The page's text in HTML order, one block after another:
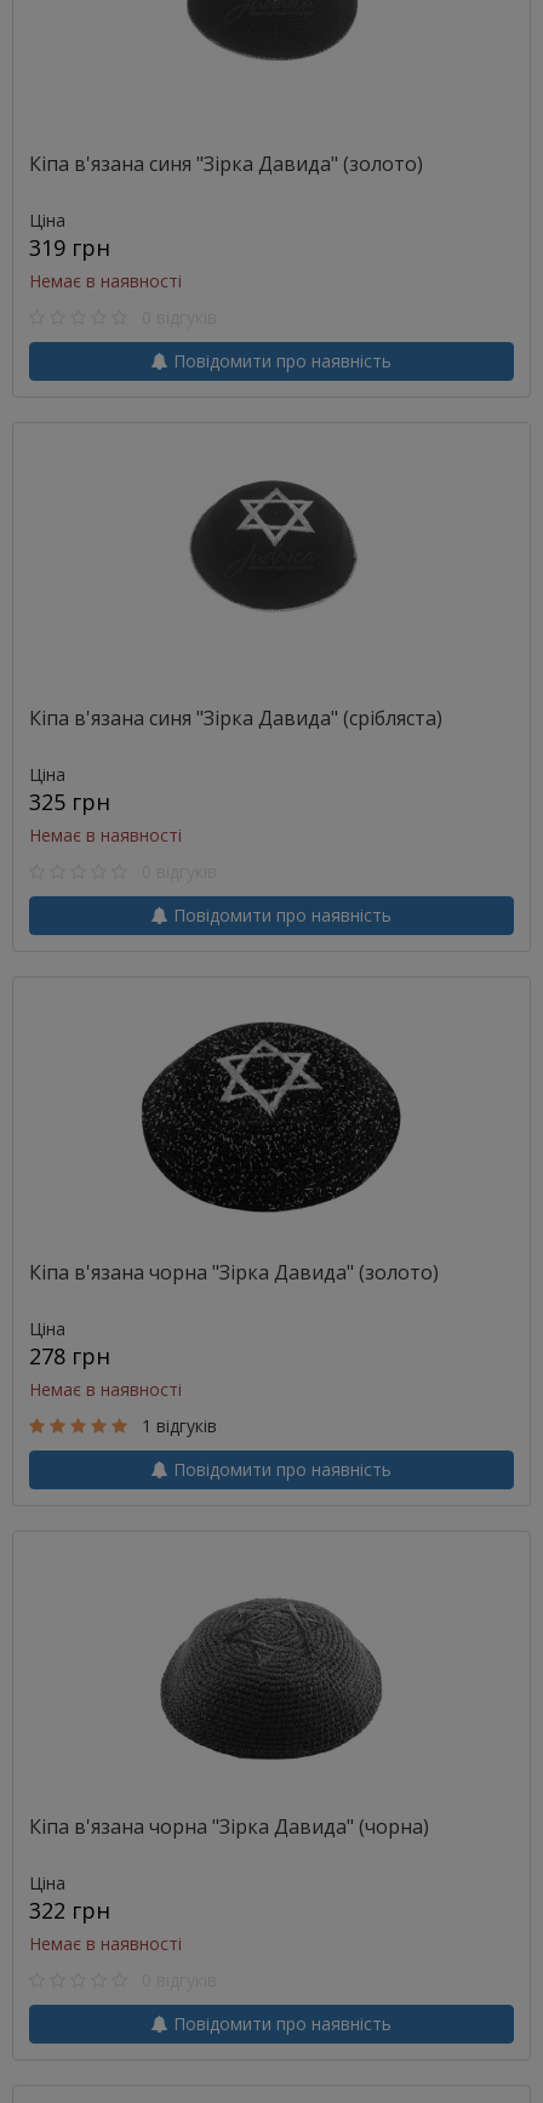
Кіпа в'язана синя "Зірка Давида" (золото)
Ціна
319 грн
Немає в наявності
Повідомити про наявність
Кіпа в'язана синя "Зірка Давида" (срібляста)
Ціна
325 грн
Немає в наявності
Повідомити про наявність
Кіпа в'язана чорна "Зірка Давида" (золото)
Ціна
278 грн
Немає в наявності
1 відгуків
Повідомити про наявність
Кіпа в'язана чорна "Зірка Давида" (чорна)
Ціна
322 грн
Немає в наявності
Повідомити про наявність